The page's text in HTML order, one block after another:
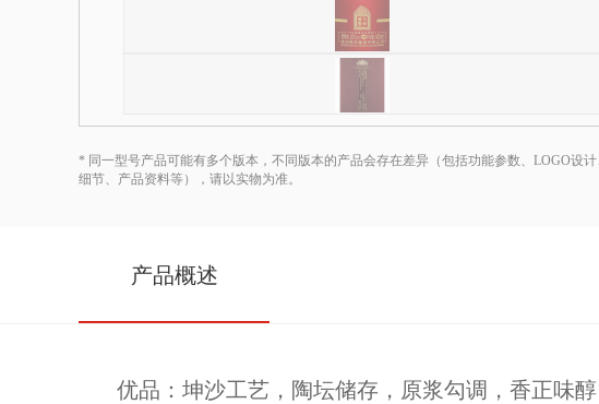
* 同一型号产品可能有多个版本，不同版本的产品会存在差异（包括功能参数、LOGO设
细节、产品资料等），请以实物为准。
产品概述
优品：坤沙工艺，陶坛储存，原浆勾调，香正味醇